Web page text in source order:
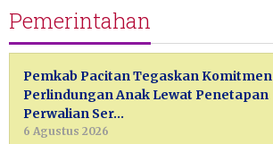
Pemerintahan
Pemkab Pacitan Tegaskan Komitmen
Perlindungan Anak Lewat Penetapan
Perwalian Ser…
6 Agustus 2026